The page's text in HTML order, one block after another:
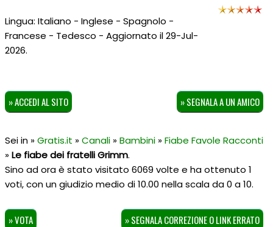
Lingua: Italiano - Inglese - Spagnolo -
Francese - Tedesco - Aggiornato il 29-Jul-
2026.
» ACCEDI AL SITO » SEGNALA A UN AMICO
Sei in »Gratis.it »Canali»Bambini»Fiabe Favole Racconti
»Le fiabe dei fratelli Grimm.
Sino ad ora è stato visitato 6069 volte e ha ottenuto 1
voti, con un giudizio medio di10.00 nella scala da0 a10.
» VOTA » SEGNALA CORREZIONE O LINK ERRATO